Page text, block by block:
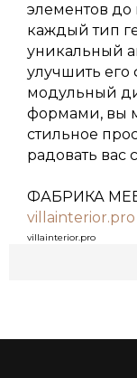
элементов
каждый тип
уникальный
улучшить его
модульный
формами, вы
стильное
радовать
ФАБРИКА
villainterior.pro
villainterior.pro
+7 988
с 10:00 до